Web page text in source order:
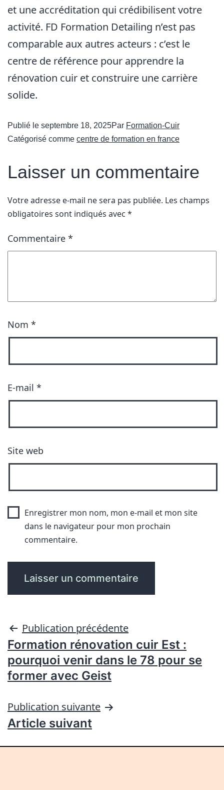
et une accréditation qui crédibilisent votre
activité. FD Formation Detailing n’est pas
comparable aux autres acteurs : c’est le
centre de référence pour apprendre la
rénovation cuir et construire une carrière
solide.
Publié le septembre 18, 2025Par Formation-Cuir
Catégorisé comme centre de formation en france
Laisser un commentaire
Votre adresse e-mail ne sera pas publiée. Les champs
obligatoires sont indiqués avec *
Commentaire *
Nom *
E-mail *
Site web
Enregistrer mon nom, mon e-mail et mon site
dans le navigateur pour mon prochain
commentaire.
Publication précédente
Formation rénovation cuir Est :
pourquoi venir dans le 78 pour se
former avec Geist
Publication suivante
Article suivant